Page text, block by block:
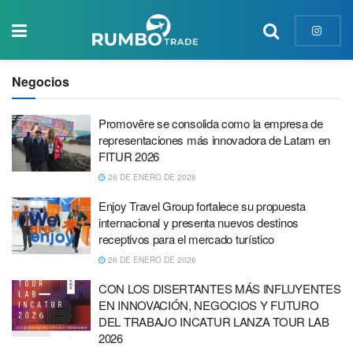
Negocios
Promovêre se consolida como la empresa de
representaciones más innovadora de Latam en
FITUR 2026
26 DE ENERO DE 2026
Enjoy Travel Group fortalece su propuesta
internacional y presenta nuevos destinos
receptivos para el mercado turístico
26 DE ENERO DE 2026
CON LOS DISERTANTES MÁS INFLUYENTES
EN INNOVACIÓN, NEGOCIOS Y FUTURO
DEL TRABAJO INCATUR LANZA TOUR LAB
2026